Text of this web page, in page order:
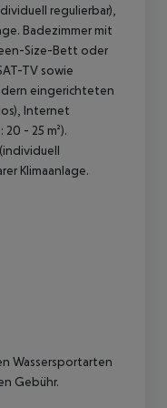
regulierbar),
Badezimmer mit
Size-Bett oder
TV sowie
eingerichteten
Internet
- 25 m²).
Klimaanlage.
Wassersportarten
Gebühr.